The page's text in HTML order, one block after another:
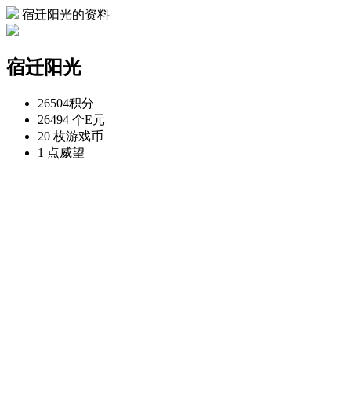
宿迁阳光的资料
宿迁阳光
26504积分
26494 个E元
20 枚游戏币
1 点威望